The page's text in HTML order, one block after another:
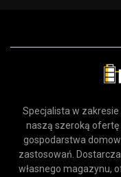
Specjalista w zakresie
naszą szeroką
gospodarstwa
zastosowań.
własnego magazynu,